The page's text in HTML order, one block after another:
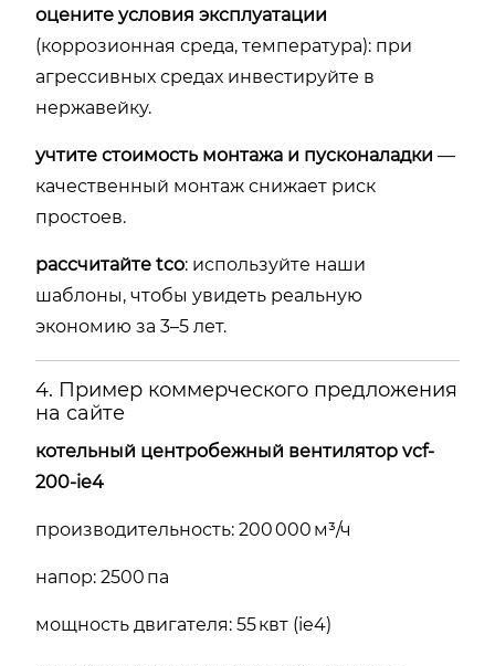
оцените условия эксплуатации
(коррозионная среда, температура): при
агрессивных средах инвестируйте в
нержавейку.
учтите стоимость монтажа и пусконаладки —
качественный монтаж снижает риск
простоев.
рассчитайте tco: используйте наши
шаблоны, чтобы увидеть реальную
экономию за 3–5 лет.
4. Пример коммерческого предложения
на сайте
котельный центробежный вентилятор vcf-
200-ie4
производительность: 200 000 м³/ч
напор: 2500 па
мощность двигателя: 55 квт (ie4)